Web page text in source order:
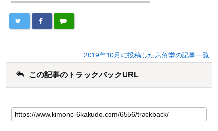
2019年10月に投稿した六角堂の記事一覧
この記事のトラックバックURL